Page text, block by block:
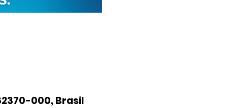
000, Brasil